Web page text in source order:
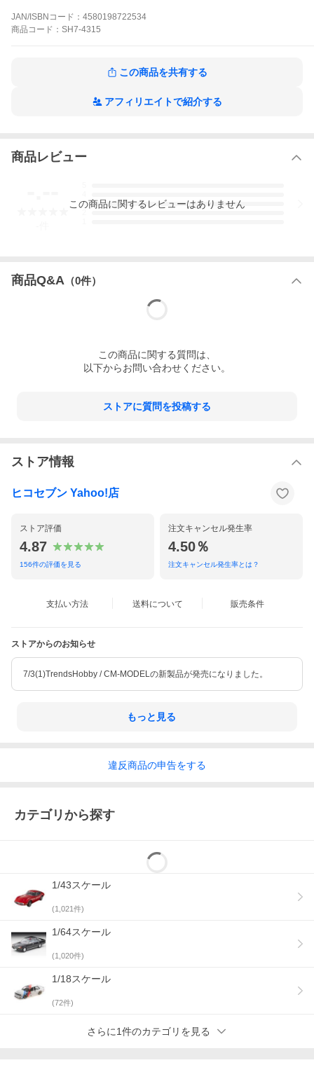
JAN/ISBNコード： 4580198722534
商品 コード： SH7-4315
この商品を共有する
アフィリエイトで紹介する
商品レビュー
3
この商品に関するレビューはありません
商品Q&A （0件）
この商品に関する質問は、
以下からお問い合わせください。
ストアに質問を投稿する
ストア情報
ヒコセブン Yahoo!店
ストア評価
4.87
156件の評価を見る
注文キャンセル発生率
4.50％
注文キャンセル発生率とは？
支払い方法 送料について 販売条件
ストアからのお知らせ
7/3(1)TrendsHobby / CM-MODELの新製品が発売になりました。
もっと見る
違反商品の申告をする
カテゴリから探す
1/43スケール
(1,021件)
1/64スケール
(1,020件)
1/18スケール
(72件)
さらに1件のカテゴリを見る